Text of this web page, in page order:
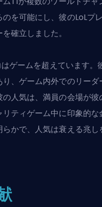
を可能にし、彼のLoLプ
確立しました。
ゲームを超えています。
、ゲーム内外でのリーダ
人気は、満員の会場が彼
ティゲーム中に印象的な
かで、人気は衰える兆し